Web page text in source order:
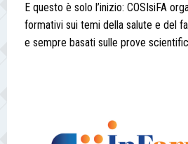
E questo è solo l’inizio: COSIsiFA
formativi sui temi della salute e del
e sempre basati sulle prove